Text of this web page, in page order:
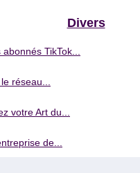
Divers
TikTok...
réseau...
votre Art du...
de...